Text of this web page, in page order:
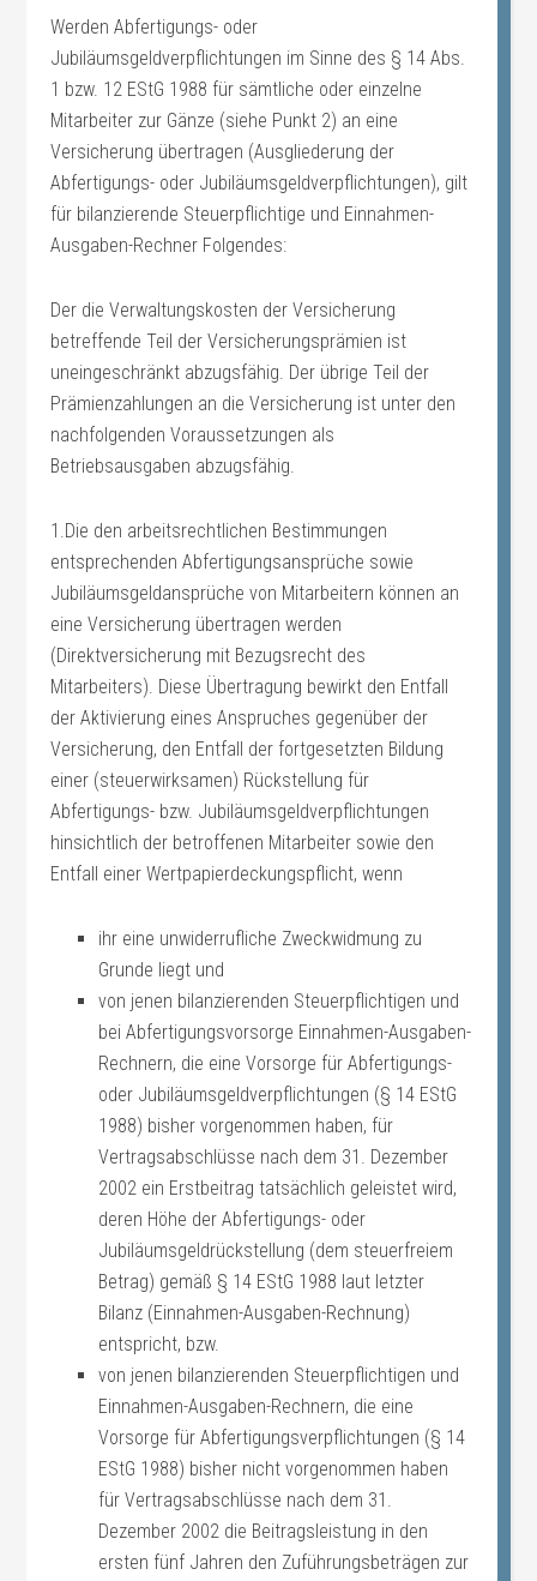
Werden Abfertigungs- oder
Jubiläumsgeldverpflichtungen im Sinne des § 14 Abs.
1 bzw. 12 EStG 1988 für sämtliche oder einzelne
Mitarbeiter zur Gänze (siehe Punkt 2) an eine
Versicherung übertragen (Ausgliederung der
Abfertigungs- oder Jubiläumsgeldverpflichtungen), gilt
für bilanzierende Steuerpflichtige und Einnahmen-
Ausgaben-Rechner Folgendes:
Der die Verwaltungskosten der Versicherung
betreffende Teil der Versicherungsprämien ist
uneingeschränkt abzugsfähig. Der übrige Teil der
Prämienzahlungen an die Versicherung ist unter den
nachfolgenden Voraussetzungen als
Betriebsausgaben abzugsfähig.
1.Die den arbeitsrechtlichen Bestimmungen
entsprechenden Abfertigungsansprüche sowie
Jubiläumsgeldansprüche von Mitarbeitern können an
eine Versicherung übertragen werden
(Direktversicherung mit Bezugsrecht des
Mitarbeiters). Diese Übertragung bewirkt den Entfall
der Aktivierung eines Anspruches gegenüber der
Versicherung, den Entfall der fortgesetzten Bildung
einer (steuerwirksamen) Rückstellung für
Abfertigungs- bzw. Jubiläumsgeldverpflichtungen
hinsichtlich der betroffenen Mitarbeiter sowie den
Entfall einer Wertpapierdeckungspflicht, wenn
ihr eine unwiderrufliche Zweckwidmung zu
Grunde liegt und
von jenen bilanzierenden Steuerpflichtigen und
bei Abfertigungsvorsorge Einnahmen-Ausgaben-
Rechnern, die eine Vorsorge für Abfertigungs-
oder Jubiläumsgeldverpflichtungen (§ 14 EStG
1988) bisher vorgenommen haben, für
Vertragsabschlüsse nach dem 31. Dezember
2002 ein Erstbeitrag tatsächlich geleistet wird,
deren Höhe der Abfertigungs- oder
Jubiläumsgeldrückstellung (dem steuerfreiem
Betrag) gemäß § 14 EStG 1988 laut letzter
Bilanz (Einnahmen-Ausgaben-Rechnung)
entspricht, bzw.
von jenen bilanzierenden Steuerpflichtigen und
Einnahmen-Ausgaben-Rechnern, die eine
Vorsorge für Abfertigungsverpflichtungen (§ 14
EStG 1988) bisher nicht vorgenommen haben
für Vertragsabschlüsse nach dem 31.
Dezember 2002 die Beitragsleistung in den
ersten fünf Jahren den Zuführungsbeträgen zur